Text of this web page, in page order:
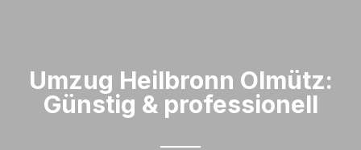
Umzug Heilbronn​ Olmütz:
Günstig & professionell​